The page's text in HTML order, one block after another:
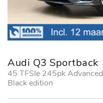
Audi Q3 Sportback
45 TFSIe 245pk Advanced
Black edition